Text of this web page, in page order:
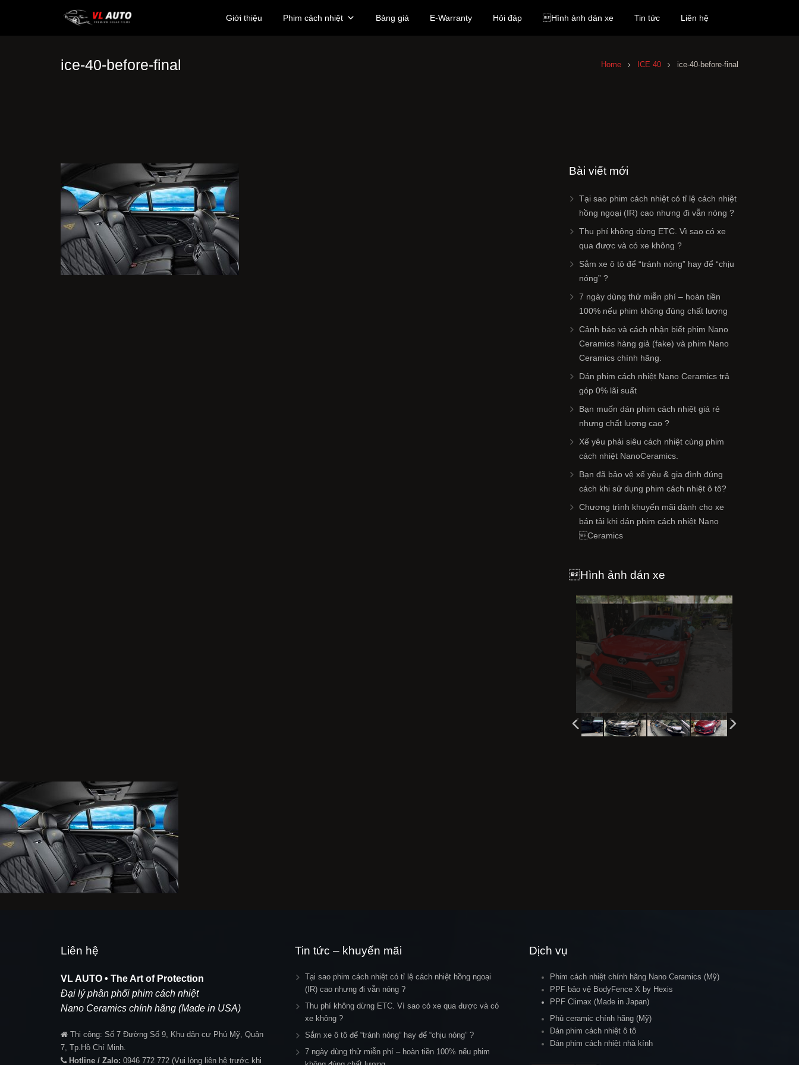
Giới thiệu Phim cách nhiệt Bảng giá E-Warranty Hỏi đáp Hình ảnh dán xe Tin tức Liên hệ
ice-40-before-final Home ICE 40 ice-40-before-final
Bài viết mới
Tại sao phim cách nhiệt có tỉ lệ cách nhiệt
hồng ngoại (IR) cao nhưng đi vẫn nóng ?
Thu phí không dừng ETC. Vì sao có xe
qua được và có xe không ?
Sắm xe ô tô để “tránh nóng” hay để “chịu
nóng” ?
7 ngày dùng thử miễn phí – hoàn tiền
100% nếu phim không đúng chất lượng
Cảnh báo và cách nhận biết phim Nano
Ceramics hàng giả (fake) và phim Nano
Ceramics chính hãng.
Dán phim cách nhiệt Nano Ceramics trả
góp 0% lãi suất
Bạn muốn dán phim cách nhiệt giá rẻ
nhưng chất lượng cao ?
Xế yêu phải siêu cách nhiệt cùng phim
cách nhiệt NanoCeramics.
Bạn đã bảo vệ xế yêu & gia đình đúng
cách khi sử dụng phim cách nhiệt ô tô?
Chương trình khuyến mãi dành cho xe
bán tải khi dán phim cách nhiệt Nano
Ceramics
Hình ảnh dán xe
Liên hệ
VL AUTO • The Art of Protection
Đại lý phân phối phim cách nhiệt
Nano Ceramics chính hãng (Made in USA)
Thi công: Số 7 Đường Số 9, Khu dân cư Phú Mỹ, Quận
7, Tp.Hồ Chí Minh.
Hotline / Zalo: 0946 772 772 (Vui lòng liên hệ trước khi
Tin tức – khuyến mãi
Tại sao phim cách nhiệt có tỉ lệ cách nhiệt hồng ngoại
(IR) cao nhưng đi vẫn nóng ?
Thu phí không dừng ETC. Vì sao có xe qua được và có
xe không ?
Sắm xe ô tô để “tránh nóng” hay để “chịu nóng” ?
7 ngày dùng thử miễn phí – hoàn tiền 100% nếu phim
Dịch vụ
Phim cách nhiệt chính hãng Nano Ceramics (Mỹ)
PPF bảo vệ BodyFence X by Hexis
PPF Climax (Made in Japan)
Phủ ceramic chính hãng (Mỹ)
Dán phim cách nhiệt ô tô
Dán phim cách nhiệt nhà kính